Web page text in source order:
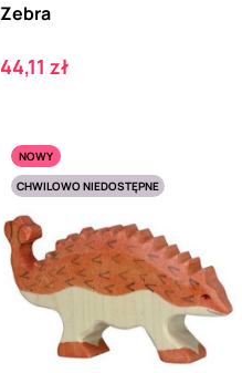
Zebra
Cena
44,11 zł
NOWY
CHWILOWO NIEDOSTĘPNE